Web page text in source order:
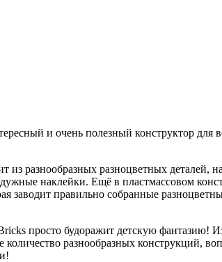
и очень полезный конструктор для
из разнообразных разноцветных
наклейки. Ещё в пластмассовом
заводит правильно собранные
просто будоражит детскую фантазию!
количество разнообразных конструкций,